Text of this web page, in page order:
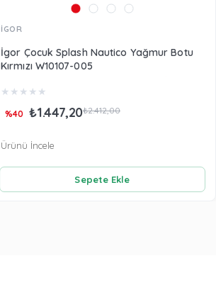
İGOR
İgor Çocuk Splash Nautico Yağmur Botu
Kırmızı W10107-005
★ ★ ★ ★ ★
₺1.447,20₺2.412,00
%40
Sepete Ekle
Ürünü İncele